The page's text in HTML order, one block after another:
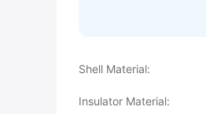
Shell Material:
Insulator Material: